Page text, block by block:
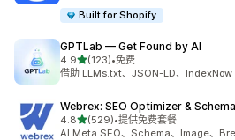
Built for Shopify
GPTLab — Get Found by AI
4.9星（满分 5 星）
(123)
总共 123 条评论
•免费
借助 LLMs.txt、JSON-LD、IndexNow
Webrex: SEO Optimizer & Schema
4.8星（满分 5 星）
(529)
总共 529 条评论
•提供免费套餐
AI Meta SEO、Schema、Image、